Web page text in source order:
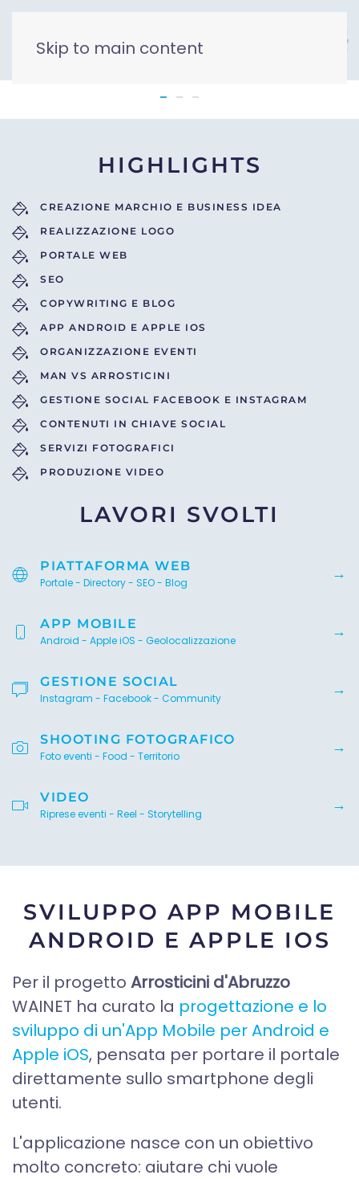
Skip to main content
HIGHLIGHTS
CREAZIONE MARCHIO E BUSINESS IDEA
REALIZZAZIONE LOGO
PORTALE WEB
SEO
COPYWRITING E BLOG
APP ANDROID E APPLE IOS
ORGANIZZAZIONE EVENTI
MAN VS ARROSTICINI
GESTIONE SOCIAL FACEBOOK E INSTAGRAM
CONTENUTI IN CHIAVE SOCIAL
SERVIZI FOTOGRAFICI
PRODUZIONE VIDEO
LAVORI SVOLTI
PIATTAFORMA WEB
Portale - Directory - SEO - Blog
APP MOBILE
Android - Apple iOS - Geolocalizzazione
GESTIONE SOCIAL
Instagram - Facebook - Community
SHOOTING FOTOGRAFICO
Foto eventi - Food - Territorio
VIDEO
Riprese eventi - Reel - Storytelling
SVILUPPO APP MOBILE
ANDROID E APPLE IOS
Per il progetto Arrosticini d'Abruzzo
WAINET ha curato la progettazione e lo
sviluppo di un'App Mobile per Android e
Apple iOS, pensata per portare il portale
direttamente sullo smartphone degli
utenti.
L'applicazione nasce con un obiettivo
molto concreto: aiutare chi vuole